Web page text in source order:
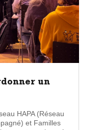
un
HAPA (Réseau
et Familles